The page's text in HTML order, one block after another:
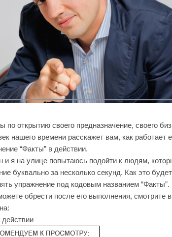
открытию своего предназначение, своего
нашего времени расскажет вам, как работает
“Факты” в действии.
и я на улице попытаюсь подойти к людям,
буквально за несколько секунд. Как это
упражнение под кодовым названием “Факты”.
обрести после его выполнения, смотрите